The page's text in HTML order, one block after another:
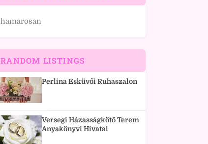
hamarosan
RANDOM LISTINGS
Perlina Esküvői Ruhaszalon
Versegi Házasságkötő Terem
Anyakönyvi Hivatal